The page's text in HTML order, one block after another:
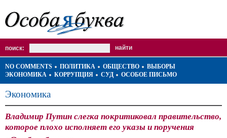
поиск:
NO COMMENTS ПОЛИТИКА ОБЩЕСТВО
ВЫБОРЫ
ЭКОНОМИКА
КОРРУПЦИЯ СУД ОСОБОЕ ПИСЬМО
Экономика
Владимир Путин слегка покритиковал правительство,
которое плохо исполняет его указы и поручения